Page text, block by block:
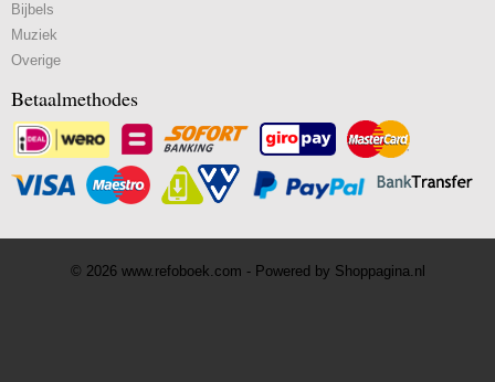
Bijbels
Muziek
Overige
Betaalmethodes
© 2026 www.refoboek.com - Powered by Shoppagina.nl